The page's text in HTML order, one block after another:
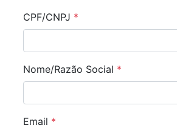
CPF/CNPJ *
Nome/Razão Social *
Email *